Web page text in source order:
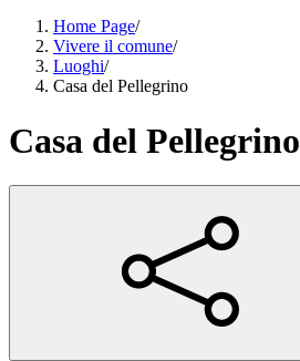
Home Page/
Vivere il comune/
Luoghi/
Casa del Pellegrino
Casa del Pellegrino